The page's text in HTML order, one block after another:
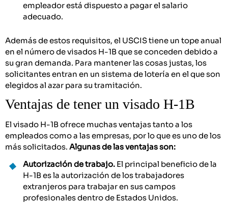
empleador está dispuesto a pagar el salario
adecuado.
Además de estos requisitos, el USCIS tiene un tope anual
en el número de visados H-1B que se conceden debido a
su gran demanda. Para mantener las cosas justas, los
solicitantes entran en un sistema de lotería en el que son
elegidos al azar para su tramitación.
Ventajas de tener un visado H-1B
El visado H-1B ofrece muchas ventajas tanto a los
empleados como a las empresas, por lo que es uno de los
más solicitados. Algunas de las ventajas son:
Autorización de trabajo. El principal beneficio de la
H-1B es la autorización de los trabajadores
extranjeros para trabajar en sus campos
profesionales dentro de Estados Unidos.